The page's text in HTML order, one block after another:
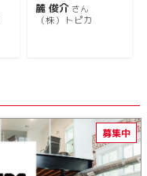
麓 俊介 さん
（株）トピカ